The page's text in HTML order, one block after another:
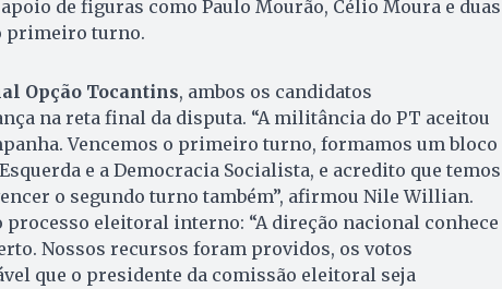
de figuras como Paulo Mourão, Célio Moura e duas
primeiro turno.
Opção Tocantins, ambos os candidatos
na reta final da disputa. “A militância do PT aceitou
Vencemos o primeiro turno, formamos um bloco
e a Democracia Socialista, e acredito que temos
o segundo turno também”, afirmou Nile Willian.
processo eleitoral interno: “A direção nacional conhece
Nossos recursos foram providos, os votos
que o presidente da comissão eleitoral seja